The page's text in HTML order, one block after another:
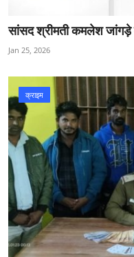
सांसद श्रीमती कमलेश जांगड़े
Jan 25, 2026
क्राइम